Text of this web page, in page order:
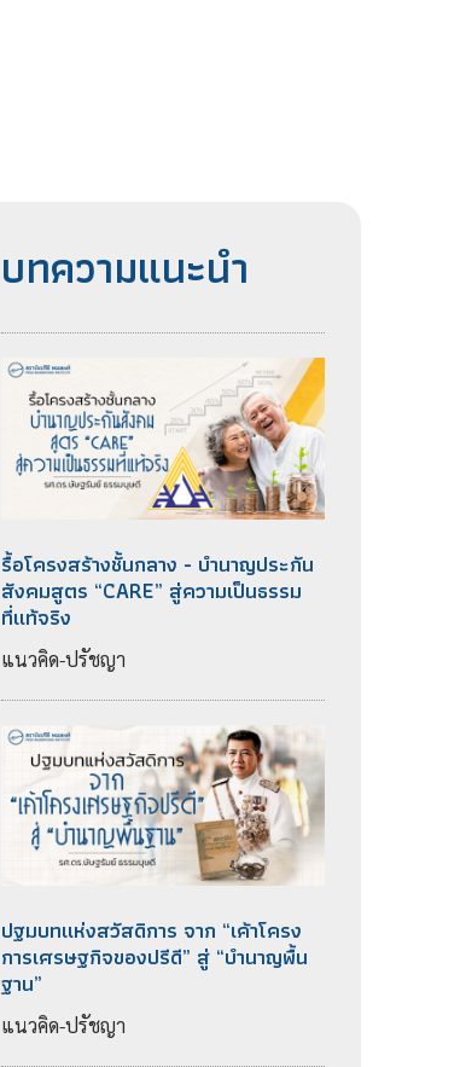
บทความแนะนำ
รื้อโครงสร้างชั้นกลาง - บำนาญประกัน
สังคมสูตร “CARE” สู่ความเป็นธรรม
ที่แท้จริง
แนวคิด-ปรัชญา
ปฐมบทแห่งสวัสดิการ จาก “เค้าโครง
การเศรษฐกิจของปรีดี” สู่ “บำนาญพื้น
ฐาน”
แนวคิด-ปรัชญา